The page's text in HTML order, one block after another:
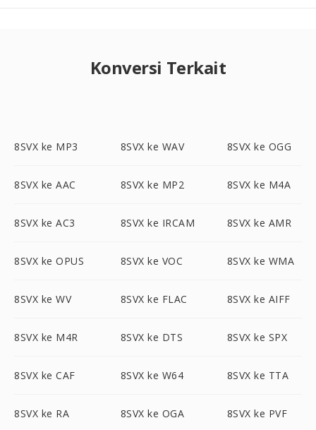
Konversi Terkait
8SVX ke MP3 8SVX ke WAV 8SVX ke OGG
8SVX ke AAC 8SVX ke MP2 8SVX ke M4A
8SVX ke AC3 8SVX ke IRCAM 8SVX ke AMR
8SVX ke OPUS 8SVX ke VOC 8SVX ke WMA
8SVX ke WV 8SVX ke FLAC 8SVX ke AIFF
8SVX ke M4R 8SVX ke DTS 8SVX ke SPX
8SVX ke CAF 8SVX ke W64 8SVX ke TTA
8SVX ke RA 8SVX ke OGA 8SVX ke PVF